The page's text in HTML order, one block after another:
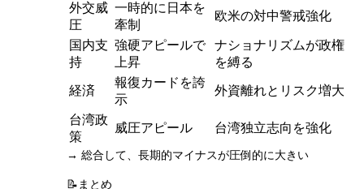
外交威
圧
一時的に日本を
牽制
欧米の対中警戒強化
国内支
持
強硬アピールで
上昇
ナショナリズムが政権
を縛る
経済
報復カードを誇
示
外資離れとリスク増大
台湾政
策
威圧アピール 台湾独立志向を強化
→ 総合して、長期的マイナスが圧倒的に大きい
📝まとめ